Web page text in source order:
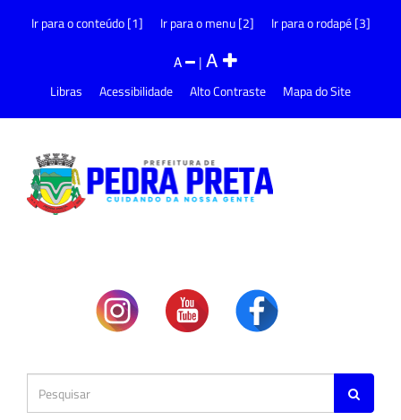
Ir para o conteúdo [1] Ir para o menu [2] Ir para o rodapé [3]
A |A
Libras Acessibilidade Alto Contraste Mapa do Site